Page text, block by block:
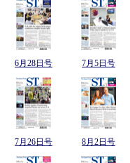
6月28日号 7月5日号
7月26日号 8月2日号